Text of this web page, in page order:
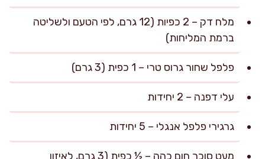
מלח דק – 2 כפיות (12 גרם, לפי הטעם ולשליטה
ברמת המליחות)
פלפל שחור גרוס טרי – 1 כפית (3 גרם)
עלי דפנה – 2 יחידות
גרגירי פלפל אנגלי – 5 יחידות
מעט סוכר חום כהה – ½ כפית (3 גרם, לאיזון